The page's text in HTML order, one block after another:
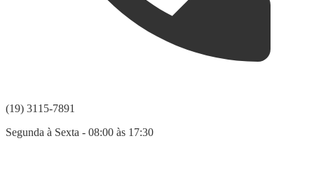
(19) 3115-7891
Segunda à Sexta - 08:00 às 17:30